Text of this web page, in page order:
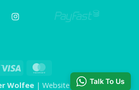
Visa
Wolfee| Website by CHAOS Studio
Talk To Us